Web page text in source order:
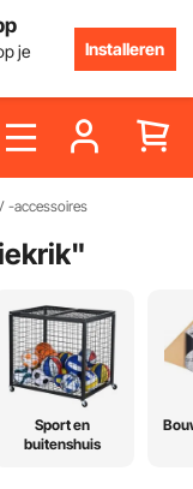
je
Installeren
-accessoires
"
Sport en
buitenshuis